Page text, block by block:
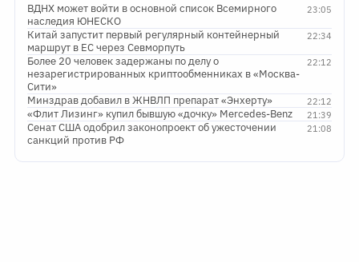
23:05
ВДНХ может войти в основной список Всемирного
наследия ЮНЕСКО
22:34
Китай запустит первый регулярный контейнерный
маршрут в ЕС через Севморпуть
22:12
Более 20 человек задержаны по делу о
незарегистрированных криптообменниках в «Москва-
Сити»
22:12
Минздрав добавил в ЖНВЛП препарат «Энхерту»
21:39
«Флит Лизинг» купил бывшую «дочку» Mercedes-Benz
21:08
Сенат США одобрил законопроект об ужесточении
санкций против РФ